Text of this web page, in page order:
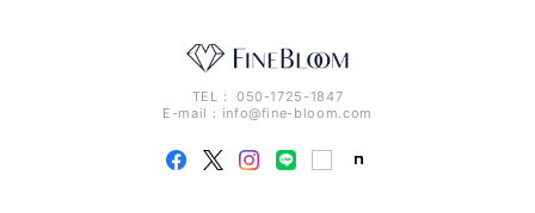
TEL： 050-1725-1847
E-mail： info@fine-bloom.com